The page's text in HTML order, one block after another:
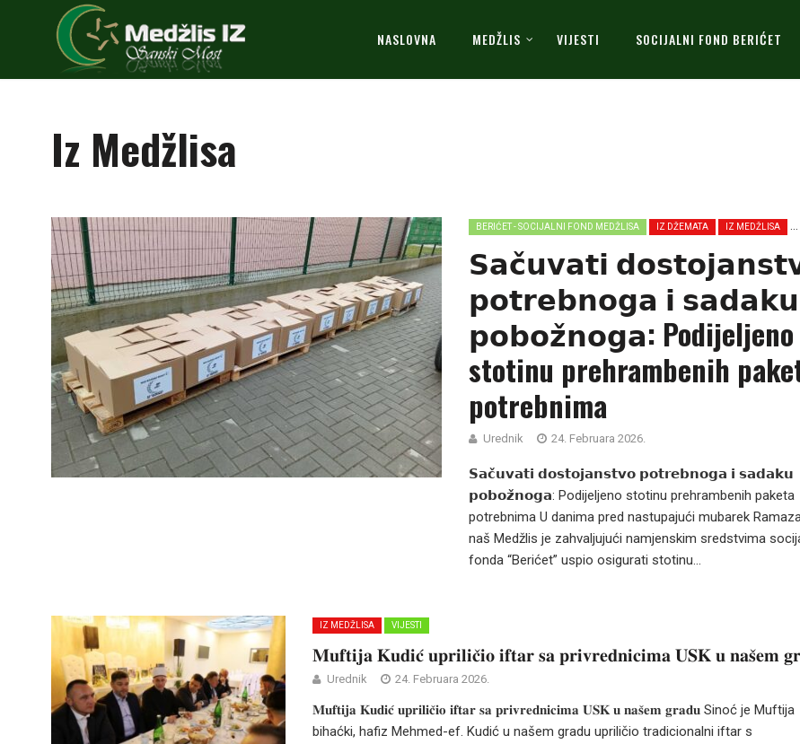
NASLOVNA MEDŽLIS VIJESTI SOCIJALNI FOND BERIĆET
Iz Medžlisa
BERIĆET - SOCIJALNI FOND MEDŽLISA IZ DŽEMATA IZ MEDŽLISA
𝗦𝗮𝗰̌𝘂𝘃𝗮𝘁𝗶
𝗽𝗼𝘁𝗿𝗲𝗯𝗻𝗼𝗴𝗮 𝗶 𝘀𝗮𝗱𝗮𝗸𝘂
𝗽𝗼𝗯𝗼𝘇̌𝗻𝗼𝗴𝗮: Podijeljeno
stotinu prehrambenih
potrebnima
Urednik 24. Februara 2026.
𝗦𝗮𝗰̌𝘂𝘃𝗮𝘁𝗶 𝗱𝗼𝘀𝘁𝗼𝗷𝗮𝗻𝘀𝘁𝘃𝗼 𝗽𝗼𝘁𝗿𝗲𝗯𝗻𝗼𝗴𝗮 𝗶 𝘀𝗮𝗱𝗮𝗸𝘂
𝗽𝗼𝗯𝗼𝘇̌𝗻𝗼𝗴𝗮: Podijeljeno stotinu prehrambenih paketa
potrebnima U danima pred nastupajući mubarek
naš Medžlis je zahvaljujući namjenskim sredstvima
fonda “Berićet” uspio osigurati stotinu...
IZ MEDŽLISA VIJESTI
𝐌𝐮𝐟𝐭𝐢𝐣𝐚 𝐊𝐮𝐝𝐢𝐜́ 𝐮𝐩𝐫𝐢𝐥𝐢𝐜̌𝐢𝐨 𝐢𝐟𝐭𝐚𝐫 𝐬𝐚 𝐩𝐫𝐢𝐯𝐫𝐞𝐝𝐧𝐢𝐜𝐢𝐦𝐚 𝐔𝐒𝐊 𝐮 𝐧𝐚𝐬̌𝐞𝐦
Urednik 24. Februara 2026.
𝐌𝐮𝐟𝐭𝐢𝐣𝐚 𝐊𝐮𝐝𝐢𝐜́ 𝐮𝐩𝐫𝐢𝐥𝐢𝐜̌𝐢𝐨 𝐢𝐟𝐭𝐚𝐫 𝐬𝐚 𝐩𝐫𝐢𝐯𝐫𝐞𝐝𝐧𝐢𝐜𝐢𝐦𝐚 𝐔𝐒𝐊 𝐮 𝐧𝐚𝐬̌𝐞𝐦 𝐠𝐫𝐚𝐝𝐮 Sinoć je Muftija
bihaćki, hafiz Mehmed-ef. Kudić u našem gradu upriličio tradicionalni iftar s